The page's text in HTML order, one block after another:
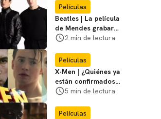
Películas
Beatles | La película
de Mendes grabará
escenas en la
2 min de lectura
Películas
X-Men | ¿Quiénes ya
están confirmados
en la película de
favoritos
5 min de lectura
Películas